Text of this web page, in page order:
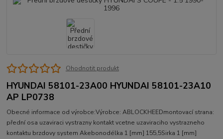
Ohodnotit produkt
HYUNDAI 58101-23A00 HYUNDAI 58101-23A10
AP LP0738
Obecné informace od výrobce:Výrobce: ABLOCKHEEDmontovací strana:
přední osa uzaviraci vystrazny kontakt vcetne uzaviraciho vystrazneho
kontaktu brzdovy system Akebonodélka 1 [mm] 155,5Sirka 1 [mm]